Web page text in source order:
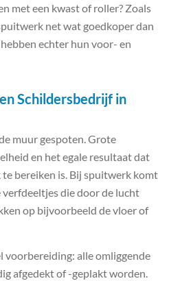
met een kwast of roller? Zoals
net wat goedkoper dan
echter hun voor- en
Schildersbedrijf in
muur gespoten. Grote
en het egale resultaat dat
bereiken is. Bij spuitwerk komt
die door de lucht
op bijvoorbeeld de vloer of
voorbereiding: alle omliggende
afgedekt of -geplakt worden.